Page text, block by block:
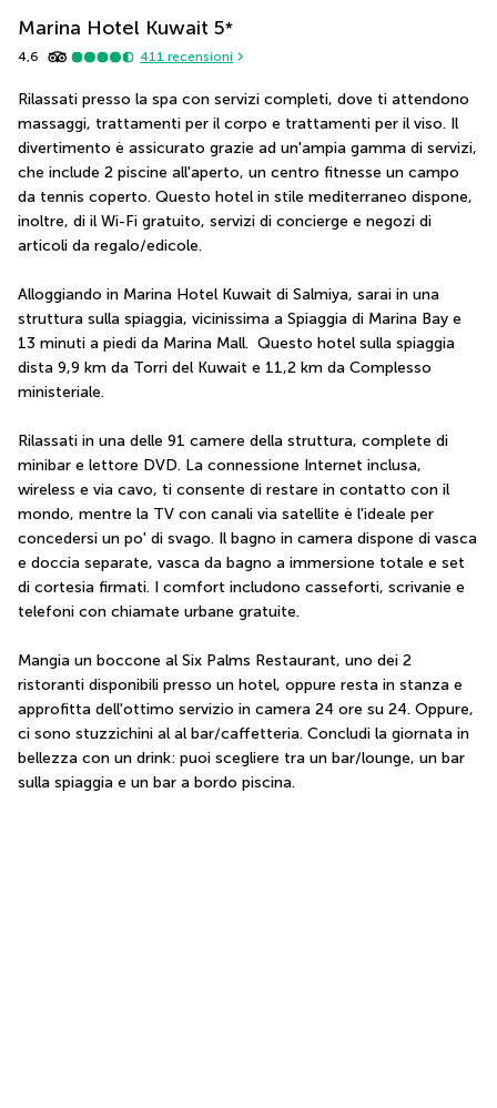
Marina Hotel Kuwait 5*
4,6 411 recensioni
Rilassati presso la spa con servizi completi, dove ti attendono
massaggi, trattamenti per il corpo e trattamenti per il viso. Il
divertimento è assicurato grazie ad un'ampia gamma di servizi,
che include 2 piscine all'aperto, un centro fitnesse un campo
da tennis coperto. Questo hotel in stile mediterraneo dispone,
inoltre, di il Wi-Fi gratuito, servizi di concierge e negozi di
articoli da regalo/edicole.
Alloggiando in Marina Hotel Kuwait di Salmiya, sarai in una
struttura sulla spiaggia, vicinissima a Spiaggia di Marina Bay e
13 minuti a piedi da Marina Mall.  Questo hotel sulla spiaggia
dista 9,9 km da Torri del Kuwait e 11,2 km da Complesso
ministeriale.
Rilassati in una delle 91 camere della struttura, complete di
minibar e lettore DVD. La connessione Internet inclusa,
wireless e via cavo, ti consente di restare in contatto con il
mondo, mentre la TV con canali via satellite è l'ideale per
concedersi un po' di svago. Il bagno in camera dispone di vasca
e doccia separate, vasca da bagno a immersione totale e set
di cortesia firmati. I comfort includono casseforti, scrivanie e
telefoni con chiamate urbane gratuite.
Mangia un boccone al Six Palms Restaurant, uno dei 2
ristoranti disponibili presso un hotel, oppure resta in stanza e
approfitta dell'ottimo servizio in camera 24 ore su 24. Oppure,
ci sono stuzzichini al al bar/caffetteria. Concludi la giornata in
bellezza con un drink: puoi scegliere tra un bar/lounge, un bar
sulla spiaggia e un bar a bordo piscina.